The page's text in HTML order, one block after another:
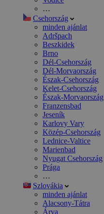
…
Csehország
minden ajánlat
Adršpach
Beszkidek
Brno
Dél-Csehország
Dél-Morvaország
Észak-Csehország
Kelet-Csehország
Észak-Morvaország
Franzensbad
Jeseník
Karlovy Vary
Közép-Csehország
Lednice-Valtice
Marienbad
Nyugat Csehország
Prága
…
Szlovákia
minden ajánlat
Alacsony-Tátra
Árva